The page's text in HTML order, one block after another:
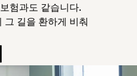
험과도 같습니다.
그 길을 환하게 비춰